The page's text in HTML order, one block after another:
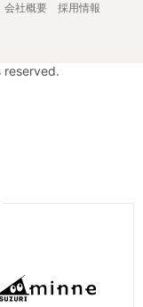
会社概要
採用情報
reserved.